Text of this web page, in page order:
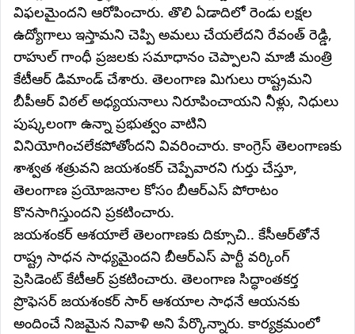
విఫలమైందని ఆరోపించారు. తొలి ఏడాదిలో రెండు లక్షల
ఉద్యోగాలు ఇస్తామని చెప్పి అమలు చేయలేదని రేవంత్ రెడ్డి,
రాహుల్ గాంధీ ప్రజలకు సమాధానం చెప్పాలని మాజీ మంత్రి
కేటీఆర్‌ డిమాండ్ చేశారు. తెలంగాణ మిగులు రాష్ట్రమని
బీపీఆర్ విఠల్ అధ్యయనాలు నిరూపించాయని నీళ్లు, నిధులు
పుష్కలంగా ఉన్నా ప్రభుత్వం వాటిని
వినియోగించలేకపోతోందని వివరించారు. కాంగ్రెస్ తెలంగాణకు
శాశ్వత శత్రువని జయశంకర్ చెప్పేవారని గుర్తు చేస్తూ,
తెలంగాణ ప్రయోజనాల కోసం బీఆర్ఎస్ పోరాటం
కొనసాగిస్తుందని ప్రకటించారు.
జయశంకర్ ఆశయాలే తెలంగాణకు దిక్సూచి.. కేసీఆర్‌తోనే
రాష్ట్ర సాధన సాధ్యమైందని బీఆర్‌ఎస్‌ పార్టీ వర్కింగ్‌
ప్రెసిడెంట్‌ కేటీఆర్ ప్రకటించారు. తెలంగాణ సిద్ధాంతకర్త
ప్రొఫెసర్ జయశంకర్ సార్ ఆశయాల సాధనే ఆయనకు
అందించే నిజమైన నివాళి అని పేర్కొన్నారు. కార్యక్రమంలో